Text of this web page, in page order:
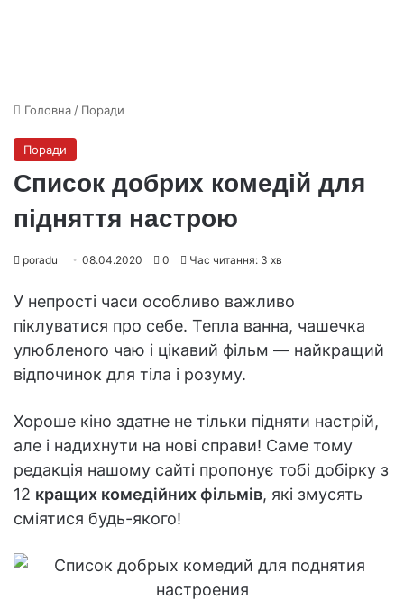
Головна / Поради
Поради
Список добрих комедій для
підняття настрою
poradu 08.04.2020 0 Час читання: 3 хв
У непрості часи особливо важливо
піклуватися про себе. Тепла ванна, чашечка
улюбленого чаю і цікавий фільм — найкращий
відпочинок для тіла і розуму.
Хороше кіно здатне не тільки підняти настрій,
але і надихнути на нові справи! Саме тому
редакція нашому сайті пропонує тобі добірку з
12 кращих комедійних фільмів, які змусять
сміятися будь-якого!